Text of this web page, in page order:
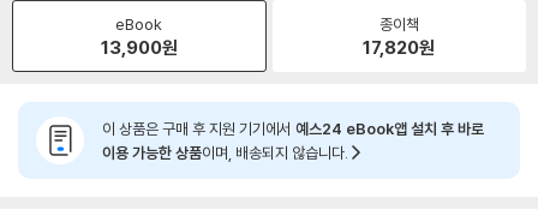
eBook
13,900원
종이책
17,820원
이 상품은 구매 후 지원 기기에서 예스24 eBook앱 설치 후 바로
이용 가능한 상품이며, 배송되지 않습니다.